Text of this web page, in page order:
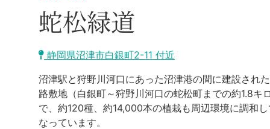
蛇松緑道
静岡県沼津市白銀町2-11 付近
沼津駅と狩野川河口にあった沼津港の間に建設され
路敷地（白銀町～狩野川河口の蛇松町までの約1.8
で、約120種、約14,000本の植栽も周辺環境に調和
なっています。